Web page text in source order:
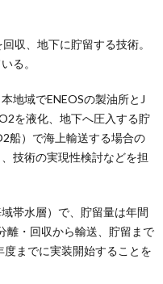
収、地下に貯留する技術。
る。
地域でENEOSの製油所とJ
を液化、地下へ圧入する貯
船）で海上輸送する場合の
技術の実現性検討などを担
帯水層）で、貯留量は年間
離・回収から輸送、貯留まで
までに実装開始することを